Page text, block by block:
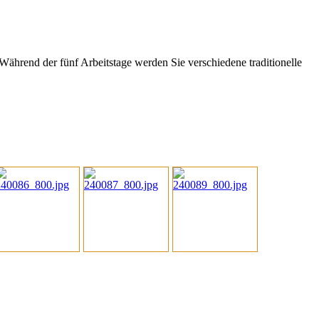
der fünf Arbeitstage werden Sie verschiedene traditionelle